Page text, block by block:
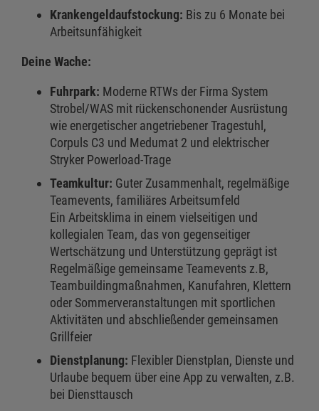
Krankengeldaufstockung: Bis zu 6 Monate bei
Arbeitsunfähigkeit
Deine Wache:
Fuhrpark: Moderne RTWs der Firma System
Strobel/WAS mit rückenschonender Ausrüstung
wie energetischer angetriebener Tragestuhl,
Corpuls C3 und Medumat 2 und elektrischer
Stryker Powerload-Trage
Teamkultur: Guter Zusammenhalt, regelmäßige
Teamevents, familiäres Arbeitsumfeld
Ein Arbeitsklima in einem vielseitigen und
kollegialen Team, das von gegenseitiger
Wertschätzung und Unterstützung geprägt ist
Regelmäßige gemeinsame Teamevents z.B,
Teambuildingmaßnahmen, Kanufahren, Klettern
oder Sommerveranstaltungen mit sportlichen
Aktivitäten und abschließender gemeinsamen
Grillfeier
Dienstplanung: Flexibler Dienstplan, Dienste und
Urlaube bequem über eine App zu verwalten, z.B.
bei Diensttausch